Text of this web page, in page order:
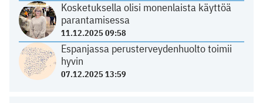
Kosketuksella olisi monenlaista käyttöä
parantamisessa
11.12.2025 09:58
Espanjassa perusterveydenhuolto toimii
hyvin
07.12.2025 13:59